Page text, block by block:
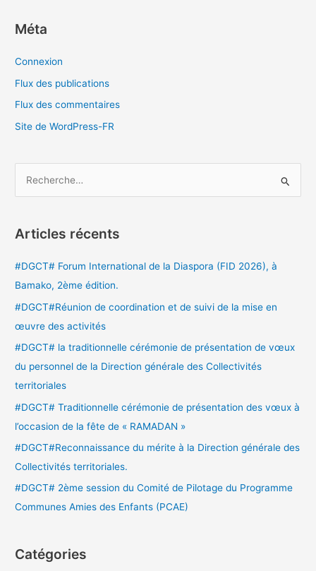
Méta
Connexion
Flux des publications
Flux des commentaires
Site de WordPress-FR
h
r
:
Articles récents
#DGCT# Forum International de la Diaspora (FID 2026), à
Bamako, 2ème édition.
#DGCT#Réunion de coordination et de suivi de la mise en
œuvre des activités
#DGCT# la traditionnelle cérémonie de présentation de vœux
du personnel de la Direction générale des Collectivités
territoriales
#DGCT# Traditionnelle cérémonie de présentation des vœux à
l’occasion de la fête de « RAMADAN »
#DGCT#Reconnaissance du mérite à la Direction générale des
Collectivités territoriales.
#DGCT# 2ème session du Comité de Pilotage du Programme
Communes Amies des Enfants (PCAE)
Catégories